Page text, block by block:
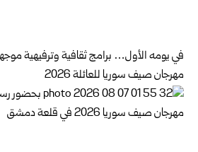
في يومه الأول… برامج ثقافية وترفيهية
مهرجان صيف سوريا للعائلة 2026